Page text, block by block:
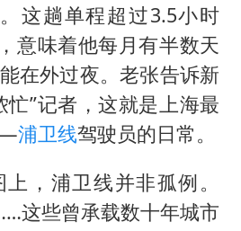
“空调24小时开着更省电”不实
粉笔教育发布“自曝式”公开信
OpenAI为免费用户升级GPT-5.6 Luna
如何把百年大党建设得更加坚强有力？
这趟单程超过3.5小时
意味着他每月有半数天
在外过夜。老张告诉新
忙”记者，这就是上海最
浦卫线驾驶员的日常。
，浦卫线并非孤例。
这些曾承载数十年城市